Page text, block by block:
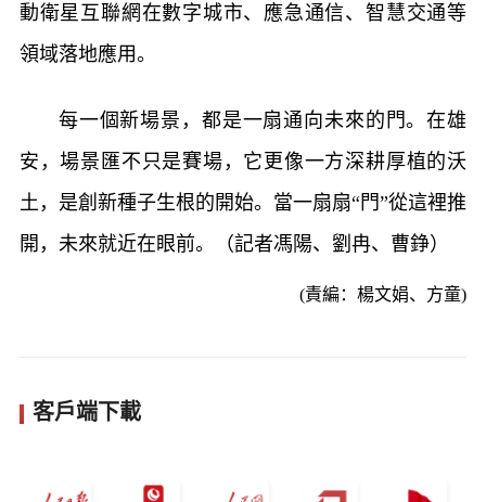
動衛星互聯網在數字城市、應急通信、智慧交通等
領域落地應用。
每一個新場景，都是一扇通向未來的門。在雄
安，場景匯不只是賽場，它更像一方深耕厚植的沃
土，是創新種子生根的開始。當一扇扇“門”從這裡推
開，未來就近在眼前。（記者馮陽、劉冉、曹錚）
(責編：楊文娟、方童)
客戶端下載